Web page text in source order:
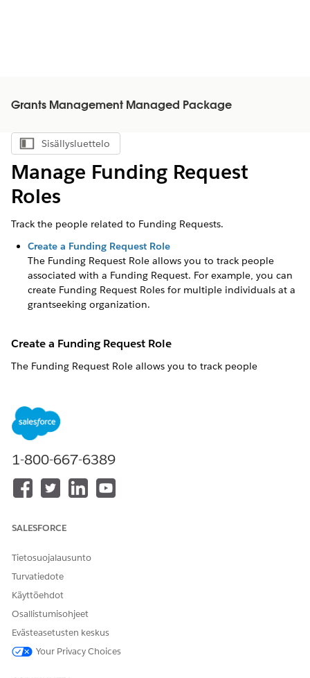
Grants Management Managed Package
Näytä sisällysluettelo
Sisällysluettelo
Manage Funding Request
Roles
Track the people related to Funding Requests.
Create a Funding Request Role
The Funding Request Role allows you to track people
associated with a Funding Request. For example, you can
create Funding Request Roles for multiple individuals at a
grantseeking organization.
Create a Funding Request Role
The Funding Request Role allows you to track people
grantseeking organization.
While viewing a Funding Request, click
Request Role
Select the Status. For example,
Select a Role.
1-800-667-6389
SALESFORCE
Tietosuojalausunto
Turvatiedote
Käyttöehdot
Osallistumisohjeet
Evästeasetusten keskus
Your Privacy Choices